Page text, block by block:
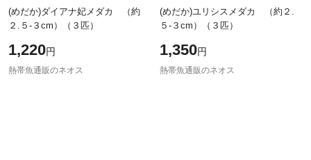
(めだか)ダイアナ妃メダカ （約
２.５-３cm）（３匹）
1,220円
熱帯魚通販のネオス
(めだか)ユリシスメダカ （約２.
５-３cm）（３匹）
1,350円
熱帯魚通販のネオス